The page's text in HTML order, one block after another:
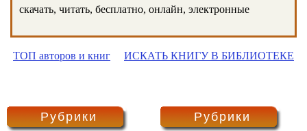
скачать, читать, бесплатно, онлайн, электронные
ТОП авторов и книг ИСКАТЬ КНИГУ В БИБЛИОТЕКЕ
Рубрики Рубрики